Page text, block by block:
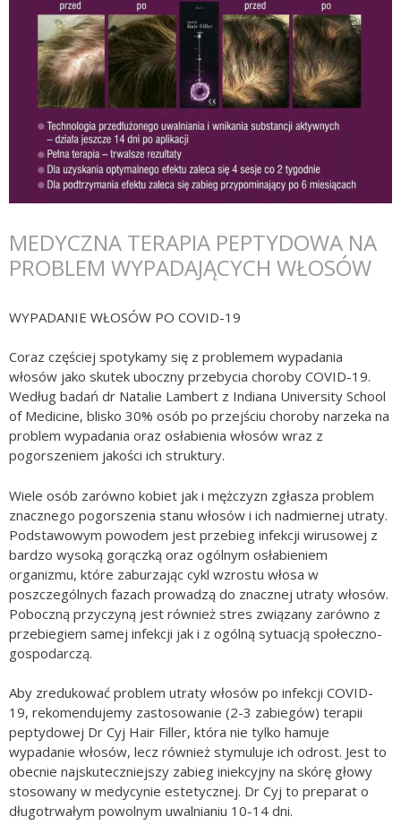
MEDYCZNA TERAPIA PEPTYDOWA NA
PROBLEM WYPADAJĄCYCH WŁOSÓW
WYPADANIE WŁOSÓW PO COVID-19
Coraz częściej spotykamy się z problemem wypadania
włosów jako skutek uboczny przebycia choroby COVID-19.
Według badań dr Natalie Lambert z Indiana University School
of Medicine, blisko 30% osób po przejściu choroby narzeka na
problem wypadania oraz osłabienia włosów wraz z
pogorszeniem jakości ich struktury.
Wiele osób zarówno kobiet jak i mężczyzn zgłasza problem
znacznego pogorszenia stanu włosów i ich nadmiernej utraty.
Podstawowym powodem jest przebieg infekcji wirusowej z
bardzo wysoką gorączką oraz ogólnym osłabieniem
organizmu, które zaburzając cykl wzrostu włosa w
poszczególnych fazach prowadzą do znacznej utraty włosów.
Poboczną przyczyną jest również stres związany zarówno z
przebiegiem samej infekcji jak i z ogólną sytuacją społeczno-
gospodarczą.
Aby zredukować problem utraty włosów po infekcji COVID-
19, rekomendujemy zastosowanie (2-3 zabiegów) terapii
peptydowej Dr Cyj Hair Filler, która nie tylko hamuje
wypadanie włosów, lecz również stymuluje ich odrost. Jest to
obecnie najskuteczniejszy zabieg iniekcyjny na skórę głowy
stosowany w medycynie estetycznej. Dr Cyj to preparat o
długotrwałym powolnym uwalnianiu 10-14 dni.